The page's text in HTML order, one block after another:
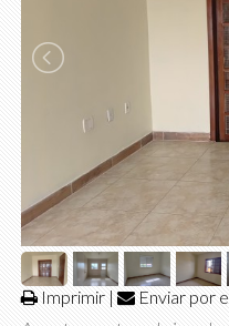
Imprimir | Enviar por